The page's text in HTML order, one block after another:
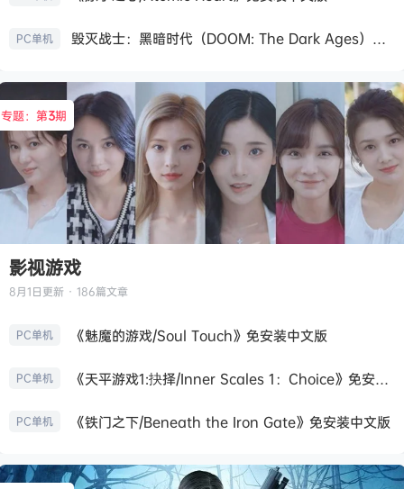
PC单机 毁灭战士：黑暗时代（DOOM: The Dark Ages）免安装中文版
专题：第3期
影视游戏
8月1日更新 · 186篇文章
PC单机 《魅魔的游戏/Soul Touch》免安装中文版
PC单机 《天平游戏1:抉择/Inner Scales 1：Choice》免安装中文版
PC单机 《铁门之下/Beneath the Iron Gate》免安装中文版